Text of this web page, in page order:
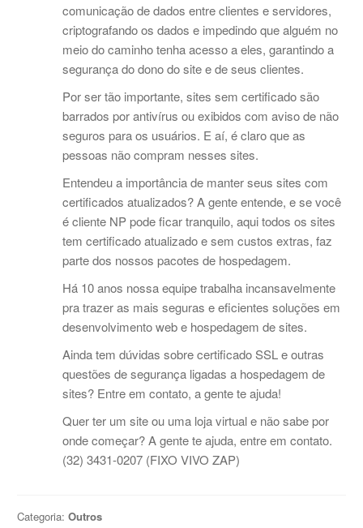
comunicação de dados entre clientes e servidores,
criptografando os dados e impedindo que alguém no
meio do caminho tenha acesso a eles, garantindo a
segurança do dono do site e de seus clientes.
Por ser tão importante, sites sem certificado são
barrados por antivírus ou exibidos com aviso de não
seguros para os usuários. E aí, é claro que as
pessoas não compram nesses sites.
Entendeu a importância de manter seus sites com
certificados atualizados? A gente entende, e se você
é cliente NP pode ficar tranquilo, aqui todos os sites
tem certificado atualizado e sem custos extras, faz
parte dos nossos pacotes de hospedagem.
Há 10 anos nossa equipe trabalha incansavelmente
pra trazer as mais seguras e eficientes soluções em
desenvolvimento web e hospedagem de sites.
Ainda tem dúvidas sobre certificado SSL e outras
questões de segurança ligadas a hospedagem de
sites? Entre em contato, a gente te ajuda!
Quer ter um site ou uma loja virtual e não sabe por
onde começar? A gente te ajuda, entre em contato.
(32) 3431-0207 (FIXO VIVO ZAP)
Categoria:Outros